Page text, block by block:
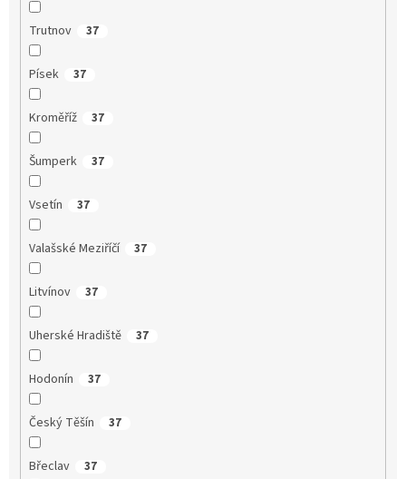
Trutnov 37
Písek 37
Kroměříž 37
Šumperk 37
Vsetín 37
Valašské Meziříčí 37
Litvínov 37
Uherské Hradiště 37
Hodonín 37
Český Těšín 37
Břeclav 37